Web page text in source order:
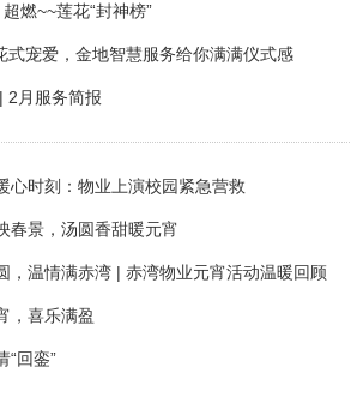
燃~~莲花“封神榜”
宠爱，金地智慧服务给你满满仪式感
2月服务简报
心时刻：物业上演校园紧急营救
春景，汤圆香甜暖元宵
，温情满赤湾 | 赤湾物业元宵活动温暖回顾
，喜乐满盈
“回銮”